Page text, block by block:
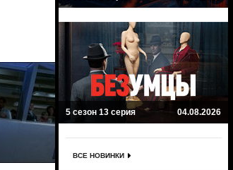
5 сезон 13 серия 04.08.2026
ВСЕ НОВИНКИ